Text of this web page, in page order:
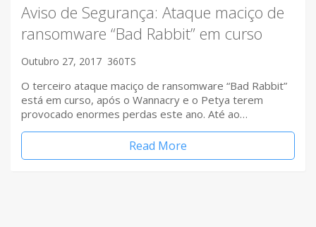
Aviso de Segurança: Ataque maciço de
ransomware “Bad Rabbit” em curso
Outubro 27, 2017 360TS
O terceiro ataque maciço de ransomware “Bad Rabbit”
está em curso, após o Wannacry e o Petya terem
provocado enormes perdas este ano. Até ao…
Read More